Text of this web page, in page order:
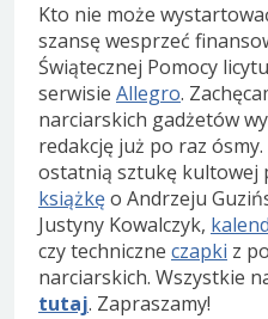
Kto nie może
szansę wesprzeć
Świątecznej Pomocy
serwisie Allegro.
narciarskich gadżetów
redakcję już po raz
ostatnią sztukę kultowej
książkęo Andrzeju
Justyny Kowalczyk,
czy techniczne czapki z
narciarskich. Wszystkie
tutaj. Zapraszamy!